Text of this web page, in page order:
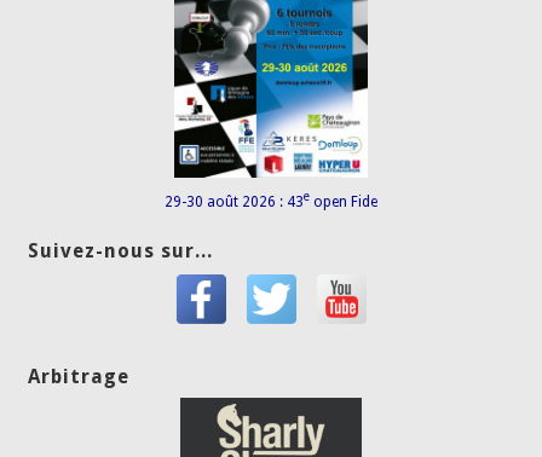
29-30 août 2026 : 43e open Fide
Suivez-nous sur...
Arbitrage